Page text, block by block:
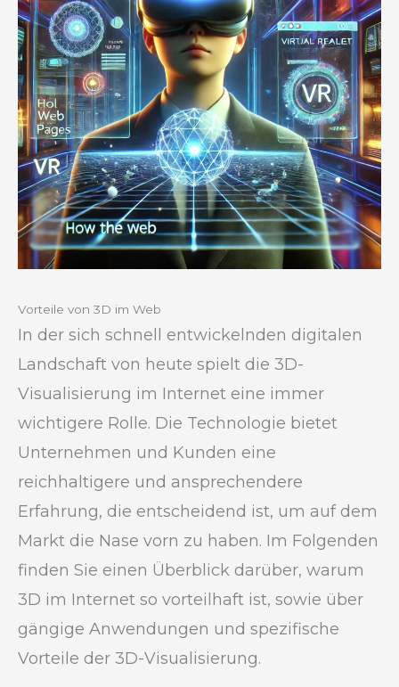
Vorteile von 3D im Web
In der sich schnell entwickelnden digitalen
Landschaft von heute spielt die 3D-
Visualisierung im Internet eine immer
wichtigere Rolle. Die Technologie bietet
Unternehmen und Kunden eine
reichhaltigere und ansprechendere
Erfahrung, die entscheidend ist, um auf dem
Markt die Nase vorn zu haben. Im Folgenden
finden Sie einen Überblick darüber, warum
3D im Internet so vorteilhaft ist, sowie über
gängige Anwendungen und spezifische
Vorteile der 3D-Visualisierung.